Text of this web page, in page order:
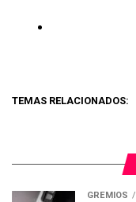
TEMAS RELACIONADOS:
GREMIOS